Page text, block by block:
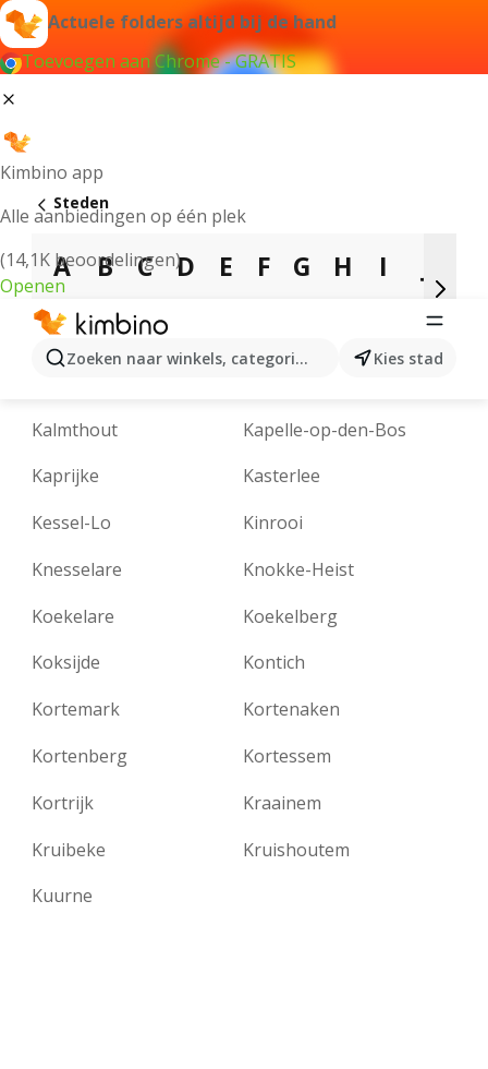
Actuele folders altijd bij de hand
Toevoegen aan Chrome - GRATIS
Kimbino app
Alle aanbiedingen op één plek
(14,1K beoordelingen)
Openen
Zoeken naar winkels, categorieën, producten...
Kies stad
Steden
A B C D E F G H I
N
O P W
Kalmthout
Kapelle-op-den-Bos
Kaprijke
Kasterlee
Kessel-Lo
Kinrooi
Knesselare
Knokke-Heist
Koekelare
Koekelberg
Koksijde
Kontich
Kortemark
Kortenaken
Kortenberg
Kortessem
Kortrijk
Kraainem
Kruibeke
Kruishoutem
Kuurne